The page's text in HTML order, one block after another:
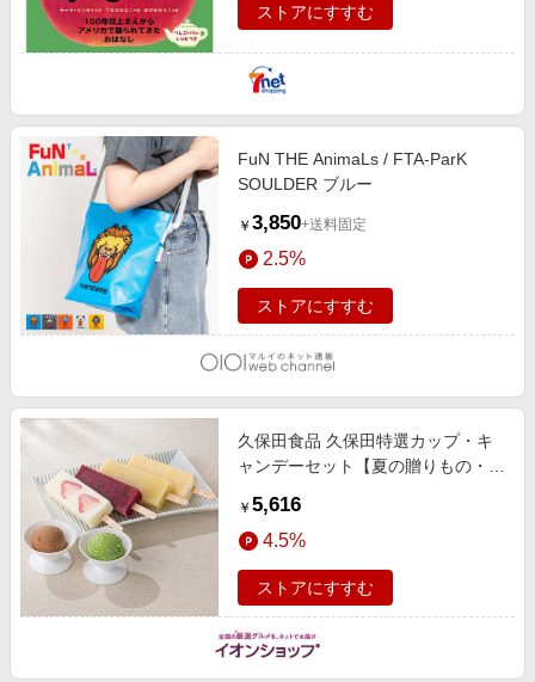
ストアにすすむ
FuN THE AnimaLs / FTA-ParK
SOULDER ブルー
￥ 3,850+送料固定
2.5%
ストアにすすむ
久保田食品 久保田特選カップ・キ
ャンデーセット【夏の贈りもの・お
￥ 5,616
4.5%
ストアにすすむ